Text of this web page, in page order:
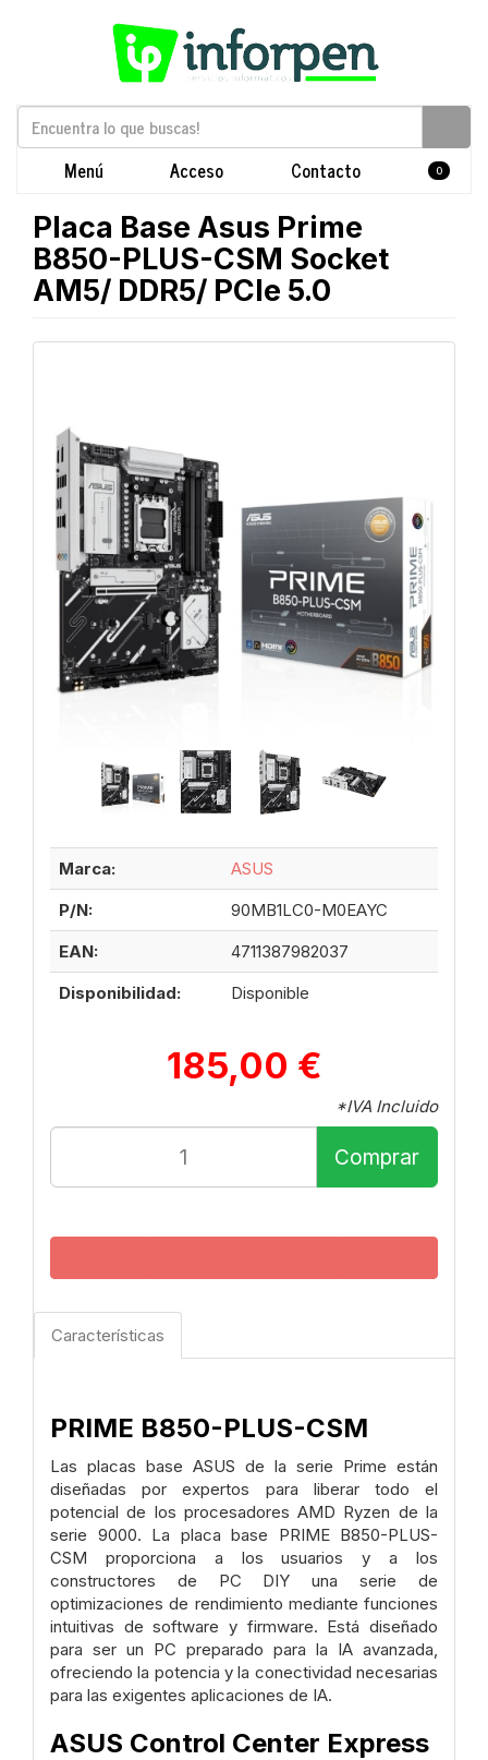
Menú Acceso Contacto 0
Placa Base Asus Prime
B850-PLUS-CSM Socket
AM5/ DDR5/ PCIe 5.0
Marca:
ASUS
P/N:
90MB1LC0-M0EAYC
EAN:
4711387982037
Disponibilidad:
Disponible
185,00 €
*IVA Incluido
Comprar
Características
PRIME B850-PLUS-CSM
Las placas base ASUS de la serie Prime están
diseñadas por expertos para liberar todo el
potencial de los procesadores AMD Ryzen de la
serie 9000. La placa base PRIME B850-PLUS-
CSM proporciona a los usuarios y a los
constructores de PC DIY una serie de
optimizaciones de rendimiento mediante funciones
intuitivas de software y firmware. Está diseñado
para ser un PC preparado para la IA avanzada,
ofreciendo la potencia y la conectividad necesarias
para las exigentes aplicaciones de IA.
ASUS Control Center Express